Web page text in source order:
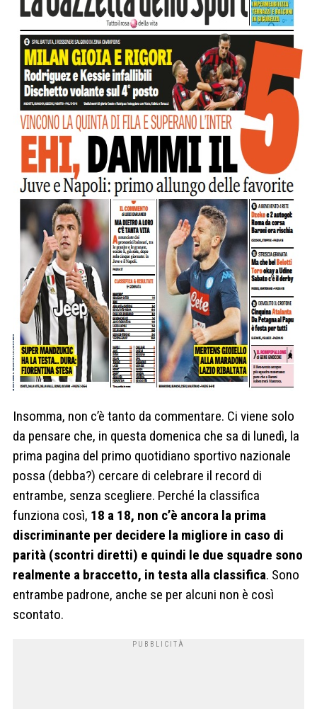
Insomma, non c’è tanto da commentare. Ci viene solo
da pensare che, in questa domenica che sa di lunedì, la
prima pagina del primo quotidiano sportivo nazionale
possa (debba?) cercare di celebrare il record di
entrambe, senza scegliere. Perché la classifica
funziona così, 18 a 18, non c’è ancora la prima
discriminante per decidere la migliore in caso di
parità (scontri diretti) e quindi le due squadre sono
realmente a braccetto, in testa alla classifica. Sono
entrambe padrone, anche se per alcuni non è così
scontato.